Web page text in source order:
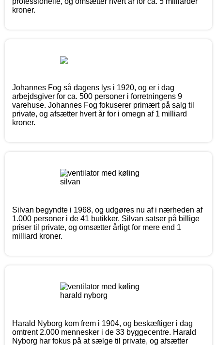
kroner.
Johannes Fog så dagens lys i 1920, og er i dag
arbejdsgiver for ca. 500 personer i forretningens 9
varehuse. Johannes Fog fokuserer primært på salg til
private, og afsætter hvert år for i omegn af 1 milliard
kroner.
Silvan begyndte i 1968, og udgøres nu af i nærheden af
1.000 personer i de 41 butikker. Silvan satser på billige
priser til private, og omsætter årligt for mere end 1
milliard kroner.
Harald Nyborg kom frem i 1904, og beskæftiger i dag
omtrent 2.000 mennesker i de 33 byggecentre. Harald
Nyborg har fokus på at sælge til private, og afsætter